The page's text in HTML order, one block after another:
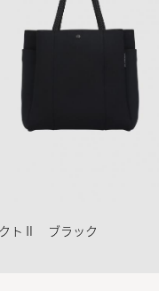
クトⅡ ブラック